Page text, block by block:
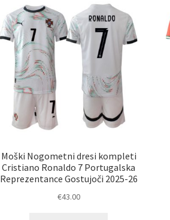
Možnosti
lahko
izberete
strani
izdelka
Moški Nogometni dresi kompleti
Cristiano Ronaldo 7 Portugalska
Reprezentance Gostujoči 2025-26
€43.00